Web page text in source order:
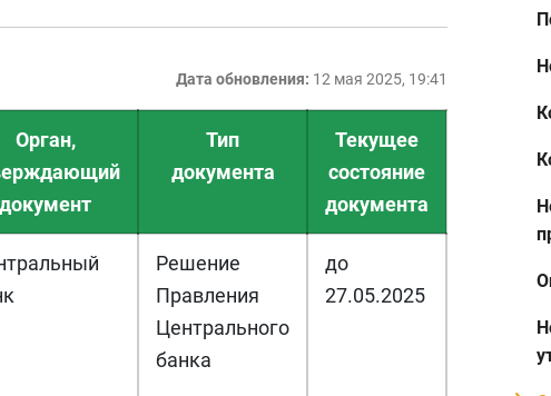
Дата обновления: 12 мая 2025, 19:41
Орган,
документ
Тип
документа
Текущее
состояние
документа
Решение
Правления
Центрального
банка
до
27.05.2025